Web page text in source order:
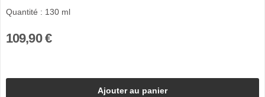
Quantité : 130 ml
109,90 €
Ajouter au panier